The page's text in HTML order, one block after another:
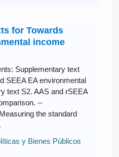
for Towards
income
Supplementary text
SEEA EA environmental
text S2. AAS and rSEEA
--
the standard
y Bienes Públicos